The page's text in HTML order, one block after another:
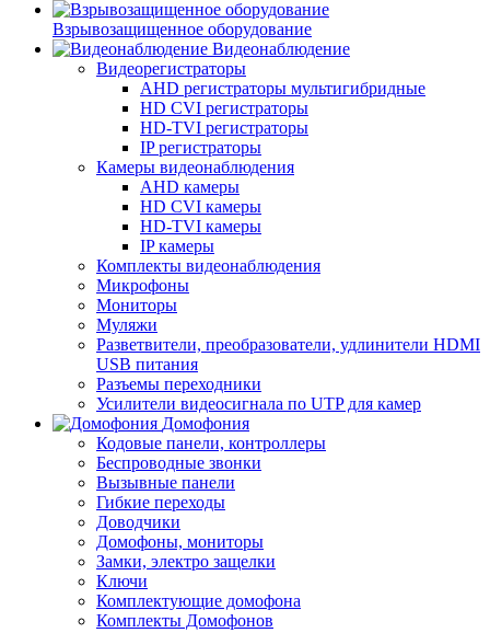
Взрывозащищенное оборудование
Видеонаблюдение
Видеорегистраторы
AHD регистраторы мультигибридные
HD CVI регистраторы
HD-TVI регистраторы
IP регистраторы
Камеры видеонаблюдения
AHD камеры
HD CVI камеры
HD-TVI камеры
IP камеры
Комплекты видеонаблюдения
Микрофоны
Мониторы
Муляжи
Разветвители, преобразователи, удлинители HDMI
USB питания
Разъемы переходники
Усилители видеосигнала по UTP для камер
Домофония
Кодовые панели, контроллеры
Беспроводные звонки
Вызывные панели
Гибкие переходы
Доводчики
Домофоны, мониторы
Замки, электро защелки
Ключи
Комплектующие домофона
Комплекты Домофонов